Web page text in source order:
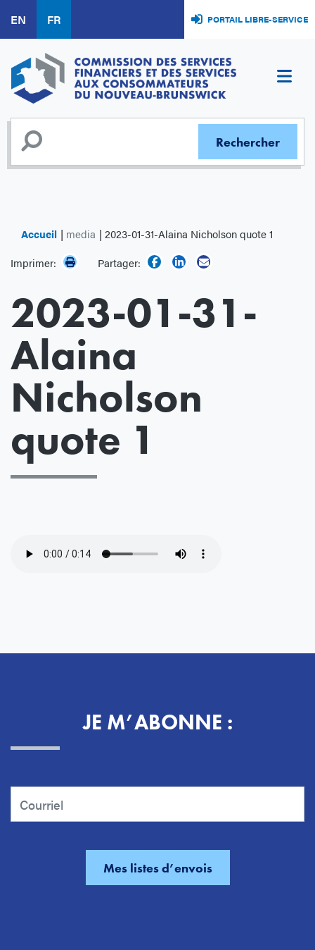
au
contenu
principal
EN FR PORTAIL LIBRE-SERVICE
Accueil media
2023-01-31-Alaina Nicholson quote 1
Imprimer:
Partager:
2023-01-31-
Alaina
Nicholson
quote 1
audio
JE M’ABONNE :